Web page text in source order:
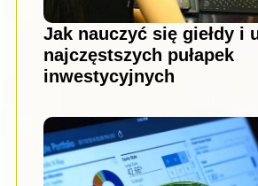
Jak nauczyć się giełdy i
najczęstszych pułapek
inwestycyjnych